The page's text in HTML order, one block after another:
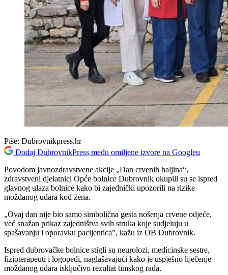
Piše: Dubrovnikpress.hr
Dodaj DubrovnikPress među omiljene izvore na Googleu
Povodom javnozdravstvene akcije „Dan crvenih haljina“,
zdravstveni djelatnici Opće bolnice Dubrovnik okupili su se ispred
glavnog ulaza bolnice kako bi zajednički upozorili na rizike
moždanog udara kod žena.
„Ovaj dan nije bio samo simbolična gesta nošenja crvene odjeće,
već snažan prikaz zajedništva svih struka koje sudjeluju u
spašavanju i oporavku pacijentica”, kažu iz OB Dubrovnik.
Ispred dubrovačke bolnice stigli su neurolozi, medicinske sestre,
fizioterapeuti i logopedi, naglašavajući kako je uspješno liječenje
moždanog udara isključivo rezultat timskog rada.